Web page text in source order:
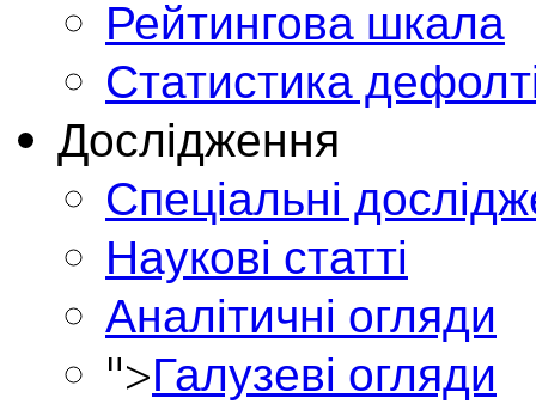
Рейтингова шкала
Статистика
Дослідження
Спеціальні
Наукові статті
Аналітичні огляди
">Галузеві огляди